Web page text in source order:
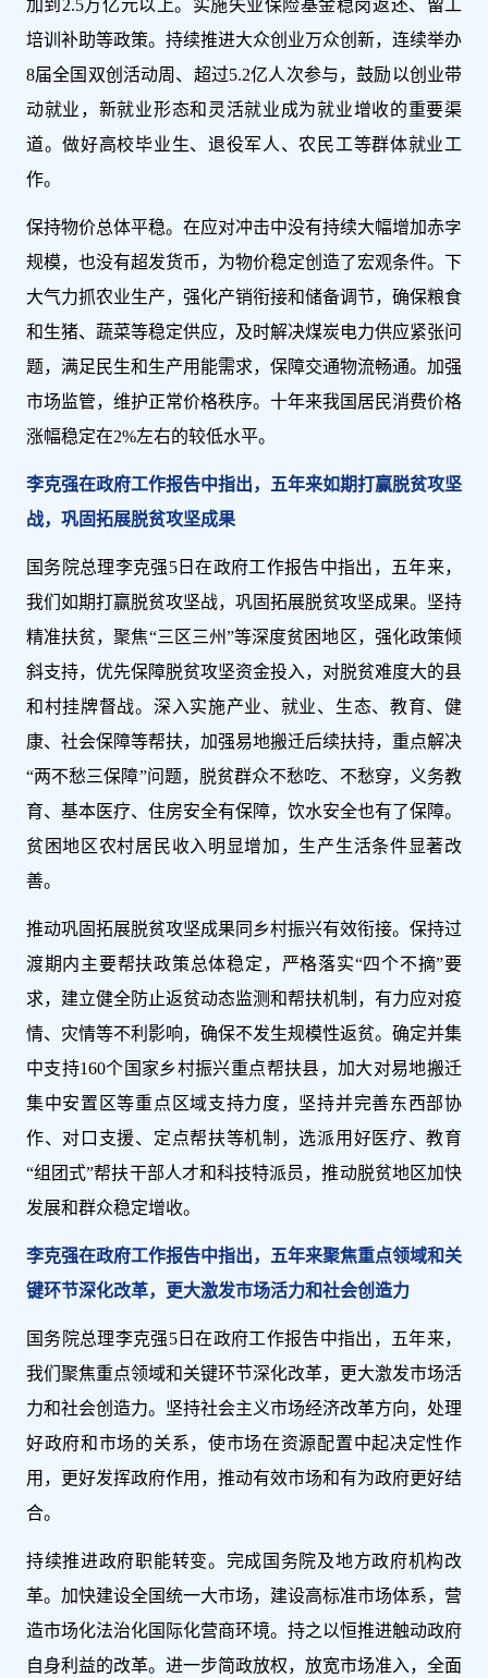
培训补助等政策。持续推进大众创业万众创新，连续举办
8届全国双创活动周、超过5.2亿人次参与，鼓励以创业带
动就业，新就业形态和灵活就业成为就业增收的重要渠
道。做好高校毕业生、退役军人、农民工等群体就业工
作。
保持物价总体平稳。在应对冲击中没有持续大幅增加赤字
规模，也没有超发货币，为物价稳定创造了宏观条件。下
大气力抓农业生产，强化产销衔接和储备调节，确保粮食
和生猪、蔬菜等稳定供应，及时解决煤炭电力供应紧张问
题，满足民生和生产用能需求，保障交通物流畅通。加强
市场监管，维护正常价格秩序。十年来我国居民消费价格
涨幅稳定在2%左右的较低水平。
李克强在政府工作报告中指出，五年来如期打赢脱贫攻坚
战，巩固拓展脱贫攻坚成果
国务院总理李克强5日在政府工作报告中指出，五年来，
我们如期打赢脱贫攻坚战，巩固拓展脱贫攻坚成果。坚持
精准扶贫，聚焦“三区三州”等深度贫困地区，强化政策倾
斜支持，优先保障脱贫攻坚资金投入，对脱贫难度大的县
和村挂牌督战。深入实施产业、就业、生态、教育、健
康、社会保障等帮扶，加强易地搬迁后续扶持，重点解决
“两不愁三保障”问题，脱贫群众不愁吃、不愁穿，义务教
育、基本医疗、住房安全有保障，饮水安全也有了保障。
贫困地区农村居民收入明显增加，生产生活条件显著改
善。
推动巩固拓展脱贫攻坚成果同乡村振兴有效衔接。保持过
渡期内主要帮扶政策总体稳定，严格落实“四个不摘”要
求，建立健全防止返贫动态监测和帮扶机制，有力应对疫
情、灾情等不利影响，确保不发生规模性返贫。确定并集
中支持160个国家乡村振兴重点帮扶县，加大对易地搬迁
集中安置区等重点区域支持力度，坚持并完善东西部协
作、对口支援、定点帮扶等机制，选派用好医疗、教育
“组团式”帮扶干部人才和科技特派员，推动脱贫地区加快
发展和群众稳定增收。
李克强在政府工作报告中指出，五年来聚焦重点领域和关
键环节深化改革，更大激发市场活力和社会创造力
国务院总理李克强5日在政府工作报告中指出，五年来，
我们聚焦重点领域和关键环节深化改革，更大激发市场活
力和社会创造力。坚持社会主义市场经济改革方向，处理
好政府和市场的关系，使市场在资源配置中起决定性作
用，更好发挥政府作用，推动有效市场和有为政府更好结
合。
持续推进政府职能转变。完成国务院及地方政府机构改
革。加快建设全国统一大市场，建设高标准市场体系，营
造市场化法治化国际化营商环境。持之以恒推进触动政府
自身利益的改革。进一步简政放权，放宽市场准入，全面